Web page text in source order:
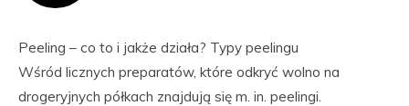
Peeling – co to i jakże działa? Typy peelingu
Wśród licznych preparatów, które odkryć wolno na
drogeryjnych półkach znajdują się m. in. peelingi.